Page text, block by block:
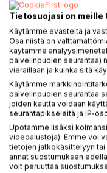
KUVAUS
Tuomo Oksanen
Kaukasissa,
vanhassa
rantamilla.
Mistä tiesit tänne tulla
ensimmäinen osa.
Tietosuojasi on meille
Käytämme evästeitä ja
Osa niistä on
käytämme
palvelinpuolen seurantaa)
vieraillaan ja kuinka sitä
Käytämme
palvelinpuolen seurantaa
joiden kautta voidaan
seurantapikseleitä ja IP-
Upotamme lisäksi
videoalustoja). Emme voi
tietojen jatkokäsittelyyn tai
annat suostumuksen
voit peruuttaa